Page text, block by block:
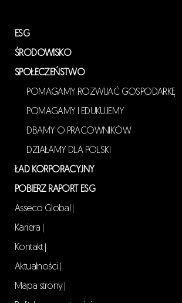
ESG
ŚRODOWISKO
SPOŁECZEŃSTWO
POMAGAMY ROZWIJAĆ GOSPODARKĘ
POMAGAMY I EDUKUJEMY
DBAMY O PRACOWNIKÓW
DZIAŁAMY DLA POLSKI
ŁAD KORPORACYJNY
POBIERZ RAPORT ESG
Asseco Global
Kariera
Kontakt|
Aktualności
Mapa strony|